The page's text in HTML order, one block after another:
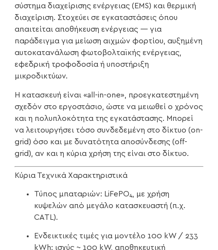
σύστημα διαχείρισης ενέργειας (EMS) και θερμική
διαχείριση. Στοχεύει σε εγκαταστάσεις όπου
απαιτείται αποθήκευση ενέργειας — για
παράδειγμα για μείωση αιχμών φορτίου, αυξημένη
αυτοκατανάλωση φωτοβολταϊκής ενέργειας,
εφεδρική τροφοδοσία ή υποστήριξη
μικροδικτύων.
Η κατασκευή είναι «all-in-one», προεγκατεστημένη
σχεδόν στο εργοστάσιο, ώστε να μειωθεί ο χρόνος
και η πολυπλοκότητα της εγκατάστασης. Μπορεί
να λειτουργήσει τόσο συνδεδεμένη στο δίκτυο (on-
grid) όσο και με δυνατότητα αποσύνδεσης (off-
grid), αν και η κύρια χρήση της είναι στο δίκτυο.
Κύρια Τεχνικά Χαρακτηριστικά
Τύπος μπαταριών: LiFePO₄, με χρήση
κυψελών από μεγάλο κατασκευαστή (π.χ.
CATL).
Ενδεικτικές τιμές για μοντέλο 100 kW / 233
kWh: ισχύς ~ 100 kW, αποθηκευτική